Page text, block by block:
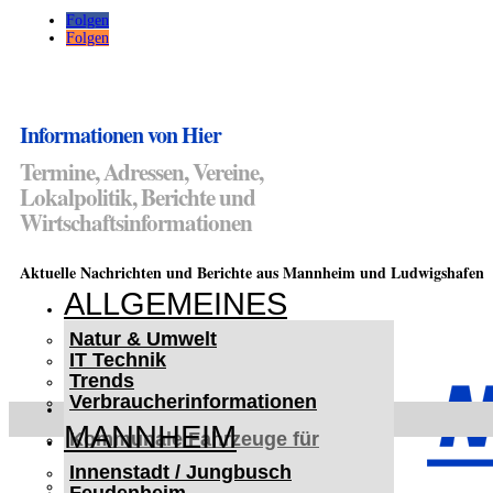
Folgen
Folgen
Informationen von Hier
Termine, Adressen, Vereine,
Lokalpolitik, Berichte und
Wirtschaftsinformationen
Aktuelle Nachrichten und Berichte aus Mannheim und Ludwigshafen
ALLGEMEINES
Natur & Umwelt
IT Technik
Trends
Verbraucherinformationen
MANNHEIM
Innenstadt / Jungbusch
< UKRAINE >
Kommunale Fahrzeuge für
Czernowitz
Nutzfahrzeuge für Czernowitz